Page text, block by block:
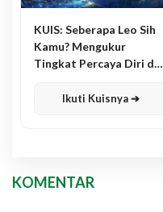
KUIS: Seberapa Leo Sih
Kamu? Mengukur
Tingkat Percaya Diri dan
Ikuti Kuisnya ➔
KOMENTAR